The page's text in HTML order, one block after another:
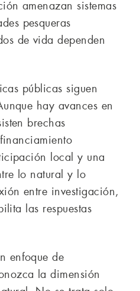
amenazan sistemas
pesqueras
de vida dependen
públicas siguen
hay avances en
brechas
local y una
lo natural y lo
entre investigación,
las respuestas
enfoque de
la dimensión